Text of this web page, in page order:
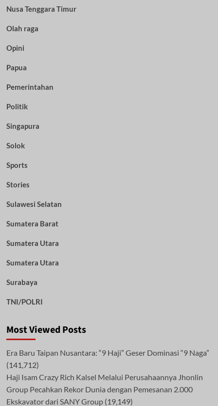
Nusa Tenggara Timur
Olah raga
Opini
Papua
Pemerintahan
Politik
Singapura
Solok
Sports
Stories
Sulawesi Selatan
Sumatera Barat
Sumatera Utara
Sumatera Utara
Surabaya
TNI/POLRI
Most Viewed Posts
Era Baru Taipan Nusantara: “9 Haji” Geser Dominasi “9 Naga”
(141,712)
Haji Isam Crazy Rich Kalsel Melalui Perusahaannya Jhonlin
Group Pecahkan Rekor Dunia dengan Pemesanan 2.000
Ekskavator dari SANY Group (19,149)